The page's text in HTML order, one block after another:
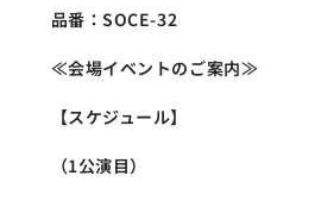
品番：SOCE-32
≪会場イベントのご案内≫
【スケジュール】
（1公演目）